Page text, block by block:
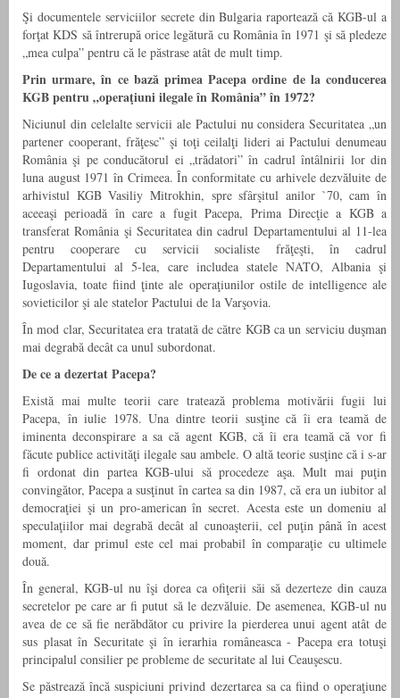
Şi documentele serviciilor secrete din Bulgaria raportează că KGB-ul a
forţat KDS să întrerupă orice legătură cu România în 1971 şi să pledeze
„mea culpa” pentru că le păstrase atât de mult timp.
Prin urmare, în ce bază primea Pacepa ordine de la conducerea
KGB pentru „operaţiuni ilegale în România” în 1972?
Niciunul din celelalte servicii ale Pactului nu considera Securitatea „un
partener cooperant, frăţesc” şi toţi ceilalţi lideri ai Pactului denumeau
România şi pe conducătorul ei „trădatori” în cadrul întâlnirii lor din
luna august 1971 în Crimeea. În conformitate cu arhivele dezvăluite de
arhivistul KGB Vasiliy Mitrokhin, spre sfârşitul anilor `70, cam în
aceeaşi perioadă în care a fugit Pacepa, Prima Direcţie a KGB a
transferat România şi Securitatea din cadrul Departamentului al 11-lea
pentru cooperare cu servicii socialiste frăţeşti, în cadrul
Departamentului al 5-lea, care includea statele NATO, Albania şi
Iugoslavia, toate fiind ţinte ale operaţiunilor ostile de intelligence ale
sovieticilor şi ale statelor Pactului de la Varşovia.
În mod clar, Securitatea era tratată de către KGB ca un serviciu duşman
mai degrabă decât ca unul subordonat.
De ce a dezertat Pacepa?
Există mai multe teorii care tratează problema motivării fugii lui
Pacepa, în iulie 1978. Una dintre teorii susţine că îi era teamă de
iminenta deconspirare a sa că agent KGB, că îi era teamă că vor fi
făcute publice activităţi ilegale sau ambele. O altă teorie susţine că i s-ar
fi ordonat din partea KGB-ului să procedeze aşa. Mult mai puţin
convingător, Pacepa a susţinut în cartea sa din 1987, că era un iubitor al
democraţiei şi un pro-american în secret. Acesta este un domeniu al
speculaţiilor mai degrabă decât al cunoaşterii, cel puţin până în acest
moment, dar primul este cel mai probabil în comparaţie cu ultimele
două.
În general, KGB-ul nu îşi dorea ca ofiţerii săi să dezerteze din cauza
secretelor pe care ar fi putut să le dezvăluie. De asemenea, KGB-ul nu
avea de ce să fie nerăbdător cu privire la pierderea unui agent atât de
sus plasat în Securitate şi în ierarhia româneasca - Pacepa era totuşi
principalul consilier pe probleme de securitate al lui Ceauşescu.
Se păstrează încă suspiciuni privind dezertarea sa ca fiind o operaţiune